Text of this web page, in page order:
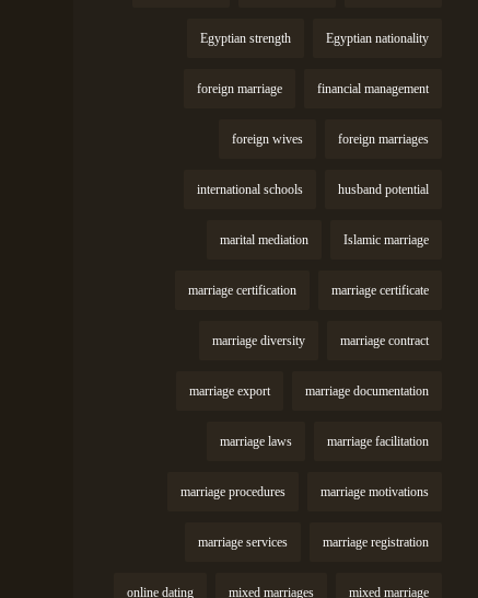
Egyptian nationality
Egyptian strength
financial management
foreign marriage
foreign marriages
foreign wives
husband potential
international schools
Islamic marriage
marital mediation
marriage certificate
marriage certification
marriage contract
marriage diversity
marriage documentation
marriage export
marriage facilitation
marriage laws
marriage motivations
marriage procedures
marriage registration
marriage services
mixed marriage
mixed marriages
online dating